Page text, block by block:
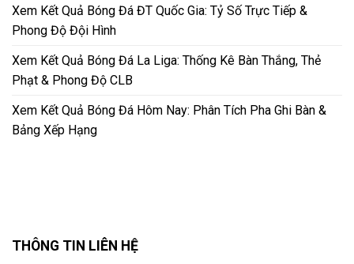
Xem Kết Quả Bóng Đá ĐT Quốc Gia: Tỷ Số Trực Tiếp &
Phong Độ Đội Hình
Xem Kết Quả Bóng Đá La Liga: Thống Kê Bàn Thắng, Thẻ
Phạt & Phong Độ CLB
Xem Kết Quả Bóng Đá Hôm Nay: Phân Tích Pha Ghi Bàn &
Bảng Xếp Hạng
THÔNG TIN LIÊN HỆ